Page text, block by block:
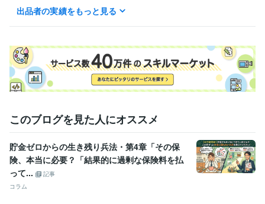
経験職種
ライフスタイル・その他 / ファイナンシャルプランナー
経験年数 : 4
年
職歴
ICコンサルティング 2020年12月 ~ 現在
ビジネス・クリエイティブツール
Wix:3年 Excel:8年Google スプレッドシート:5年
Numbers:5年Pages:5年PowerPoint:8年Word:8年ChatGPT:3年
iMovie:3年Canva:3年
得意分野
出品者の実績をもっと見る
このブログを見た人にオススメ
貯金ゼロからの生き残り兵法・第4章「その保
険、本当に必要？「結果的に過剰な保険料を払
って...
記事
コラム